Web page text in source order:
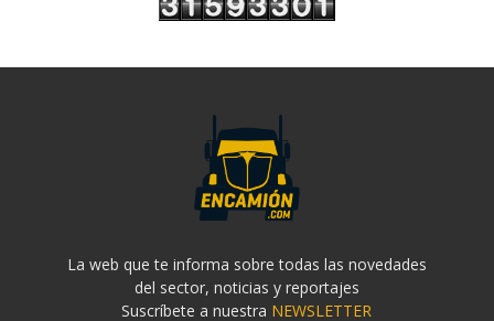
La web que te informa sobre todas las novedades
del sector, noticias y reportajes
Suscríbete a nuestra NEWSLETTER